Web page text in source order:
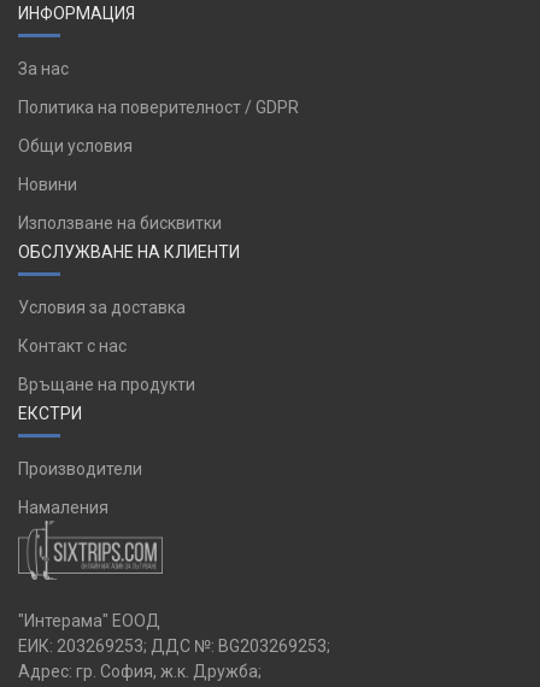
ИНФОРМАЦИЯ
За нас
Политика на поверителност / GDPR
Общи условия
Новини
Използване на бисквитки
ОБСЛУЖВАНЕ НА КЛИЕНТИ
Условия за доставка
Контакт с нас
Връщане на продукти
ЕКСТРИ
Производители
Намаления
"Интерама" ЕООД
ЕИК: 203269253; ДДС №: BG203269253;
Адрес: гр. София, ж.к. Дружба;